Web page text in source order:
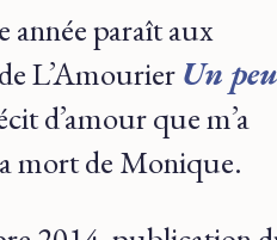
année paraît aux
L’AmourierUn peu
d’amour que m’a
mort de Monique.